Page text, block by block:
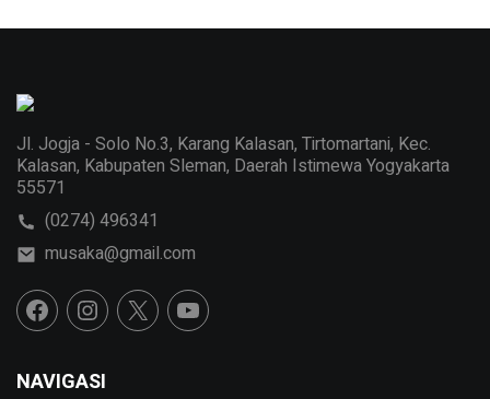
Jl. Jogja - Solo No.3, Karang Kalasan, Tirtomartani, Kec.
Kalasan, Kabupaten Sleman, Daerah Istimewa Yogyakarta
55571
(0274) 496341
musaka@gmail.com
NAVIGASI